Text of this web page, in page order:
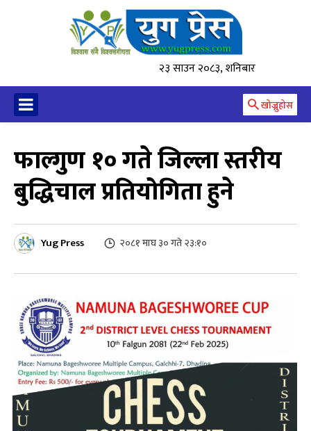
२३ साउन २०८३, शनिबार
खोज्नुहोस
फाल्गुण १० गते जिल्ला स्तरीय
बुद्धिचाल प्रतियोगिता हुने
Yug Press २०८१ माघ ३० गते २३:१०